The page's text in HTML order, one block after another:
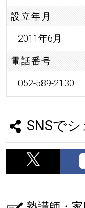
設立年月
2011年6月
電話番号
052-589-2130
SNSで